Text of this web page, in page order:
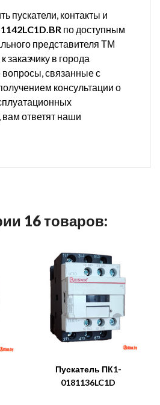
пускатели, контакты и
по доступным
представителя ТМ
заказчику в города
связанные с
консультации о
вам ответят наши
16 товаров:
Пускатель ПК1-
0181136LC1D